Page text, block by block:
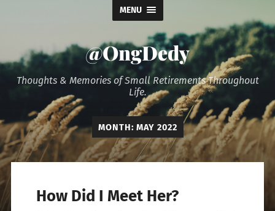
MENU
@OngDedy
Thoughts & Memories of Small Retirements Throughout
Life.
MONTH: MAY 2022
How Did I Meet Her?